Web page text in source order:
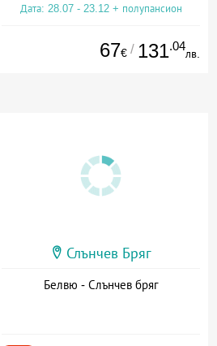
Дата: 28.07 - 23.12 + полупансион
67€ / 131.04
лв.
Слънчев Бряг
Белвю - Слънчев бряг